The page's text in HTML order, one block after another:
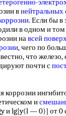
внейтральных
. Если бы в
в одном и
навсей
, чего по
что железо,
почти с
и
и lg[y(l — 0)] от 0